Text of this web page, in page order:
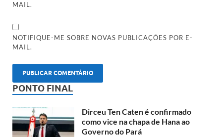
MAIL.
NOTIFIQUE-ME SOBRE NOVAS PUBLICAÇÕES POR E-
MAIL.
PONTO FINAL
Dirceu Ten Caten é confirmado
como vice na chapa de Hana ao
Governo do Pará